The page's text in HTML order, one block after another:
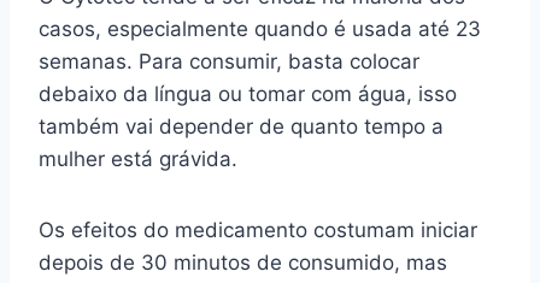
casos, especialmente quando é usada até 23
semanas. Para consumir, basta colocar
debaixo da língua ou tomar com água, isso
também vai depender de quanto tempo a
mulher está grávida.
Os efeitos do medicamento costumam iniciar
depois de 30 minutos de consumido, mas